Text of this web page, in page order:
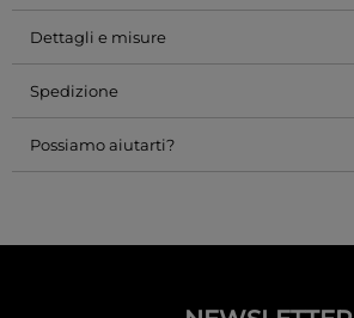
Dettagli e misure
Spedizione
Possiamo aiutarti?